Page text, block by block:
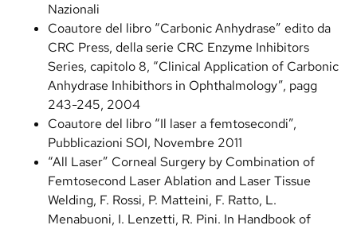
Nazionali
Coautore del libro “Carbonic Anhydrase” edito da
CRC Press, della serie CRC Enzyme Inhibitors
Series, capitolo 8, “Clinical Application of Carbonic
Anhydrase Inhibithors in Ophthalmology”, pagg
243-245, 2004
Coautore del libro “Il laser a femtosecondi”,
Pubblicazioni SOI, Novembre 2011
“All Laser” Corneal Surgery by Combination of
Femtosecond Laser Ablation and Laser Tissue
Welding, F. Rossi, P. Matteini, F. Ratto, L.
Menabuoni, I. Lenzetti, R. Pini. In Handbook of